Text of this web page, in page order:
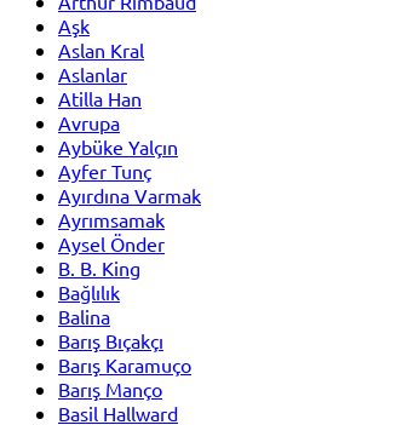
Aşk
Aslan Kral
Aslanlar
Atilla Han
Avrupa
Aybüke Yalçın
Ayfer Tunç
Ayırdına Varmak
Ayrımsamak
Aysel Önder
B. B. King
Bağlılık
Balina
Barış Bıçakçı
Barış Karamuço
Barış Manço
Basil Hallward